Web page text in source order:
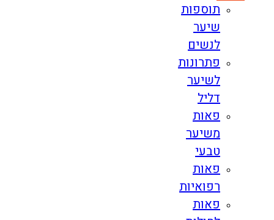
תוספות
שיער
לנשים
פתרונות
לשיער
דליל
פאות
משיער
טבעי
פאות
רפואיות
פאות